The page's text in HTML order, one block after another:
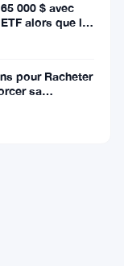
000 $ avec
alors que le
pour Racheter
sa